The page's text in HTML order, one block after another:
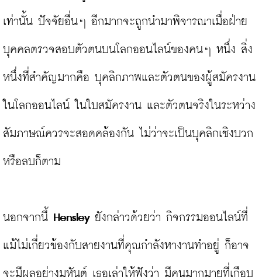
เท่านั้น ปัจจัยอื่นๆ อีกมากจะถูกนำมาพิจารณาเมื่อฝ่าย
บุคคลตรวจสอบตัวตนบนโลกออนไลน์ของคนๆ หนึ่ง สิ่ง
หนึ่งที่สำคัญมากคือ บุคลิกภาพและตัวตนของผู้สมัครงาน
ในโลกออนไลน์ ในใบสมัครงาน และตัวตนจริงในระหว่าง
สัมภาษณ์ควรจะสอดคล้องกัน ไม่ว่าจะเป็นบุคลิกเชิงบวก
หรือลบก็ตาม
นอกจากนี้ Hensley ยังกล่าวด้วยว่า กิจกรรมออนไลน์ที่
แม้ไม่เกี่ยวข้องกับสายงานที่คุณกำลังหางานทำอยู่ ก็อาจ
จะมีผลอย่างมหันต์ เธอเล่าให้ฟังว่า มีคนมากมายที่เกือบ